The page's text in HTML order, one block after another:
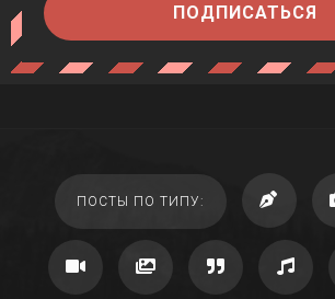
ПОДПИСАТЬСЯ
ПОСТЫ ПО ТИПУ: